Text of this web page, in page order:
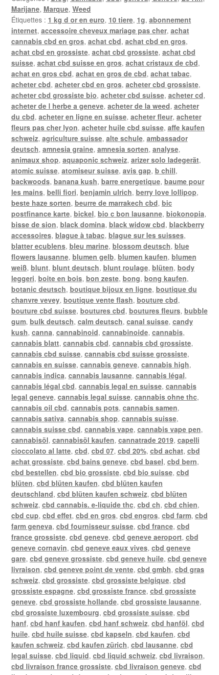
Marijane, Marque, Weed
Étiquettes : 1 kg d or en euro, 10 tiere, 1g, abonnement
internet, accessoire cheveux mariage pas cher, achat
cannabis cbd en gros, achat cbd, achat cbd en gros,
achat cbd en grossiste, achat cbd grossiste, achat cbd
suisse, achat cbd suisse en gros, achat cristaux de cbd,
achat en gros cbd, achat en gros de cbd, achat tabac,
acheter cbd, acheter cbd en gros, acheter cbd grossiste,
acheter cbd grossiste bio, acheter cbd suisse, acheter cd,
acheter de l herbe a geneve, acheter de la weed, acheter
du cbd, acheter en ligne en suisse, acheter fleur, acheter
fleurs pas cher lyon, acheter huile cbd suisse, affe kaufen
schweiz, agriculture suisse, alte schule, ambassador
deutsch, amnesia graine, amnesia sorten, analyse,
animaux shop, aquaponic schweiz, arizer solo ladegerät,
atomic suisse, atomiseur suisse, avis gap, b chill,
backwoods, banana kush, barre energetique, baume pour
les mains, belli fiori, benjamin ulrich, berry love lollipop,
beste haze sorten, beurre de marrakech cbd, bic
postfinance karte, bickel, bio c bon lausanne, biokonopia,
bisse de sion, black domina, black widow cbd, blackberry
accessoires, blague à tabac, blague sur les suisses,
blatter ecublens, bleu marine, blossom deutsch, blue
flowers lausanne, blumen gelb, blumen kaufen, blumen
weiß, blunt, blunt deutsch, blunt roulage, blüten, body
leggeri, boite en bois, bon zeste, bong, bong kaufen,
botanic deutsch, boutique bijoux en ligne, boutique du
chanvre vevey, boutique vente flash, bouture cbd,
bouture cbd suisse, boutures cbd, boutures fleurs, bubble
gum, bulk deutsch, calm deutsch, canal suisse, candy
kush, canna, cannabinoid, cannabinoide, cannabis,
cannabis blatt, cannabis cbd, cannabis cbd grossiste,
cannabis cbd suisse, cannabis cbd suisse grossiste,
cannabis en suisse, cannabis geneve, cannabis high,
cannabis indica, cannabis lausanne, cannabis légal,
cannabis légal cbd, cannabis legal en suisse, cannabis
legal geneve, cannabis legal suisse, cannabis ohne thc,
cannabis oil cbd, cannabis pots, cannabis samen,
cannabis sativa, cannabis shop, cannabis suisse,
cannabis suisse cbd, cannabis vape, cannabis vape pen,
cannabisöl, cannabisöl kaufen, cannatrade 2019, capelli
cioccolato al latte, cbd, cbd 07, cbd 20%, cbd achat, cbd
achat grossiste, cbd bains geneve, cbd basel, cbd bern,
cbd bestellen, cbd bio grossiste, cbd bio suisse, cbd
blüten, cbd blüten kaufen, cbd blüten kaufen
deutschland, cbd blüten kaufen schweiz, cbd blüten
schweiz, cbd cannabis. e-liquide thc, cbd ch, cbd chien,
cbd cup, cbd effet, cbd en gros, cbd engros, cbd farm, cbd
farm geneva, cbd fournisseur suisse, cbd france, cbd
france grossiste, cbd geneve, cbd geneve aeroport, cbd
geneve cornavin, cbd geneve eaux vives, cbd geneve
gare, cbd geneve grossiste, cbd geneve huile, cbd geneve
livraison, cbd geneve point de vente, cbd gmbh, cbd gras
schweiz, cbd grossiste, cbd grossiste belgique, cbd
grossiste espagne, cbd grossiste france, cbd grossiste
geneve, cbd grossiste hollande, cbd grossiste lausanne,
cbd grossiste luxembourg, cbd grossiste suisse, cbd
hanf, cbd hanf kaufen, cbd hanf schweiz, cbd hanföl, cbd
huile, cbd huile suisse, cbd kapseln, cbd kaufen, cbd
kaufen schweiz, cbd kaufen zürich, cbd lausanne, cbd
legal suisse, cbd liquid, cbd liquid schweiz, cbd livraison,
cbd livraison france grossiste, cbd livraison geneve, cbd